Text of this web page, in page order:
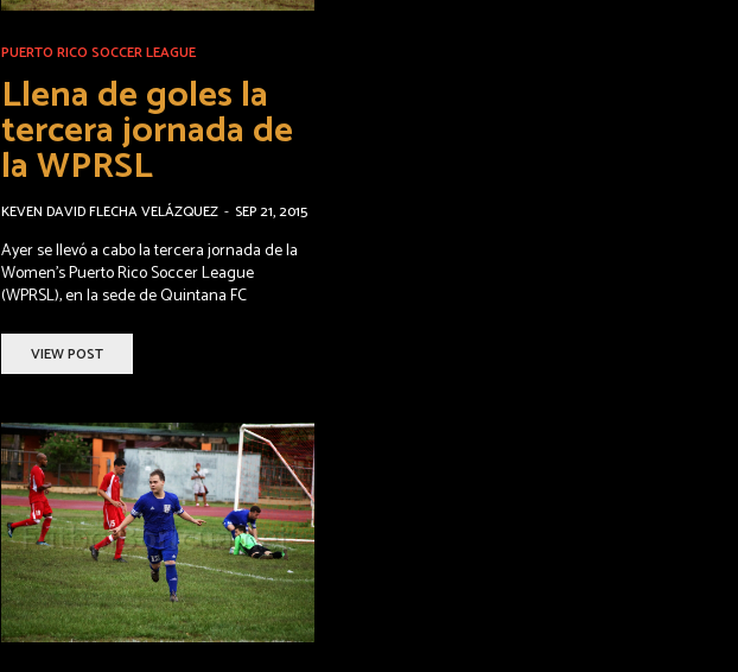
PUERTO RICO SOCCER LEAGUE
Llena de goles la
tercera jornada de
la WPRSL
KEVEN DAVID FLECHA VELÁZQUEZ - SEP 21, 2015
Ayer se llevó a cabo la tercera jornada de la
Women’s Puerto Rico Soccer League
(WPRSL), en la sede de Quintana FC
VIEW POST